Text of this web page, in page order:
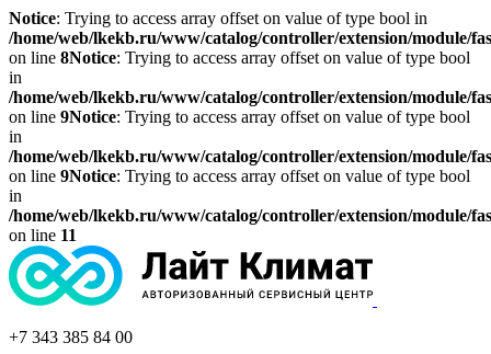
Notice: Trying to access array offset on value of type bool in
/home/web/lkekb.ru/www/catalog/controller/extension/module/
on line 8Notice: Trying to access array offset on value of type bool
in
/home/web/lkekb.ru/www/catalog/controller/extension/module/
on line 9Notice: Trying to access array offset on value of type bool
in
/home/web/lkekb.ru/www/catalog/controller/extension/module/
on line 9Notice: Trying to access array offset on value of type bool
in
/home/web/lkekb.ru/www/catalog/controller/extension/module/
on line 11
+7 343 385 84 00